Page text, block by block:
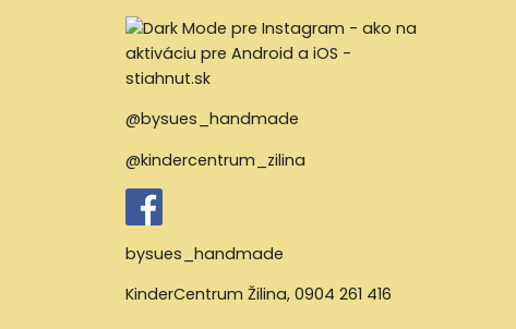
@bysues_handmade
@kindercentrum_zilina
bysues_handmade
KinderCentrum Žilina,0904 261 416